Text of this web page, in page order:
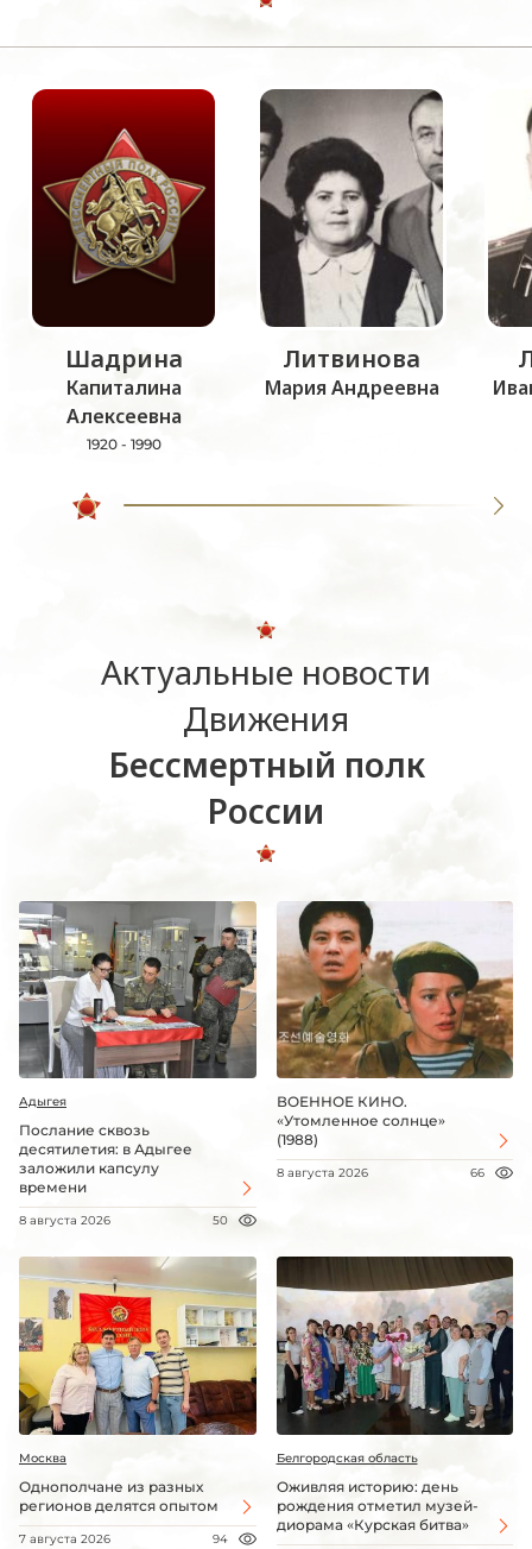
Шадрина
Капиталина
Алексеевна
1920 - 1990
Литвинова
Мария Андреевна
Актуальные новости
Движения
Бессмертный полк
России
Адыгея
Послание сквозь
десятилетия: в Адыгее
заложили капсулу
времени
8 августа 2026 50
ВОЕННОЕ КИНО.
«Утомленное солнце»
(1988)
8 августа 2026 66
Москва
Однополчане из разных
регионов делятся опытом
7 августа 2026 94
Белгородская область
Оживляя историю: день
рождения отметил музей-
диорама «Курская битва»